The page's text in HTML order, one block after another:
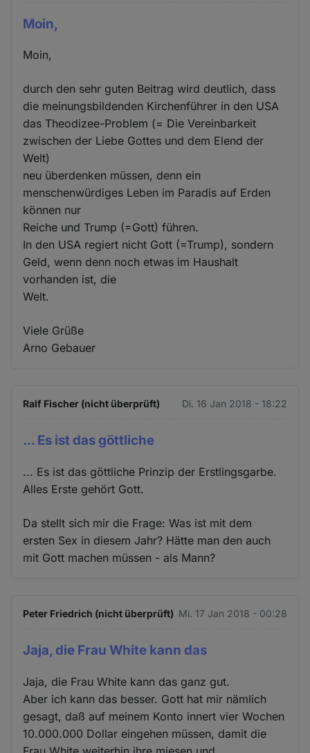
Moin,
Moin,
durch den sehr guten Beitrag wird deutlich, dass
die meinungsbildenden Kirchenführer in den USA
das Theodizee-Problem (= Die Vereinbarkeit
zwischen der Liebe Gottes und dem Elend der
Welt)
neu überdenken müssen, denn ein
menschenwürdiges Leben im Paradis auf Erden
können nur
Reiche und Trump (=Gott) führen.
In den USA regiert nicht Gott (=Trump), sondern
Geld, wenn denn noch etwas im Haushalt
vorhanden ist, die
Welt.
Viele Grüße
Arno Gebauer
Ralf Fischer (nicht überprüft) Di. 16 Jan 2018 - 18:22
... Es ist das göttliche
... Es ist das göttliche Prinzip der Erstlingsgarbe.
Alles Erste gehört Gott.
Da stellt sich mir die Frage: Was ist mit dem
ersten Sex in diesem Jahr? Hätte man den auch
mit Gott machen müssen - als Mann?
Peter Friedrich (nicht überprüft) Mi. 17 Jan 2018 - 00:28
Jaja, die Frau White kann das
Jaja, die Frau White kann das ganz gut.
Aber ich kann das besser. Gott hat mir nämlich
gesagt, daß auf meinem Konto innert vier Wochen
10.000.000 Dollar eingehen müssen, damit die